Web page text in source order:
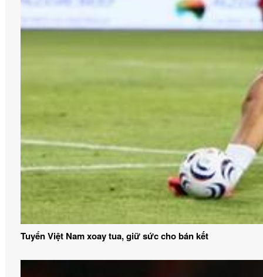
Tuyển Việt Nam xoay tua, giữ sức cho bán kết